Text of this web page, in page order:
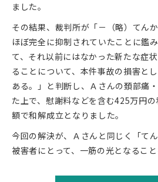
ました。
その結果、裁判所が「－（略）てん
ほぼ完全に抑制されていたことに鑑
て、それ以前にはなかった新たな症
ることについて、本件事故の損害と
ある。」と判断し、Ａさんの頚部痛
た上で、慰謝料などを含む425万円
額で和解成立となりました。
今回の解決が、Ａさんと同じく「て
被害者にとって、一筋の光となること